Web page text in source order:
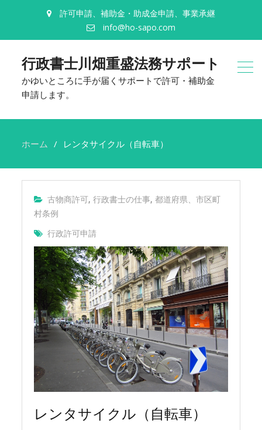
許可申請、補助金・助成金申請、事業承継
info@ho-sapo.com
行政書士川畑重盛法務サポート
かゆいところに手が届くサポートで許可・補助金
申請します。
ホーム レンタサイクル（自転車）
古物商許可,行政書士の仕事,都道府県、市区町
村条例
行政許可申請
レンタサイクル（自転車）